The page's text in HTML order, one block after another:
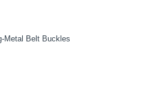
Metal Belt Buckles